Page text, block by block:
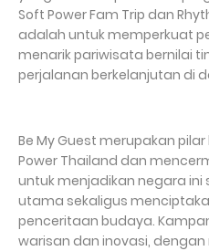
Soft Power Fam Trip dan
adalah untuk memperkuat
menarik pariwisata bernilai
perjalanan berkelanjutan di
Be My Guest merupakan
Power Thailand dan
untuk menjadikan negara
utama sekaligus
penceritaan budaya.
warisan dan inovasi,